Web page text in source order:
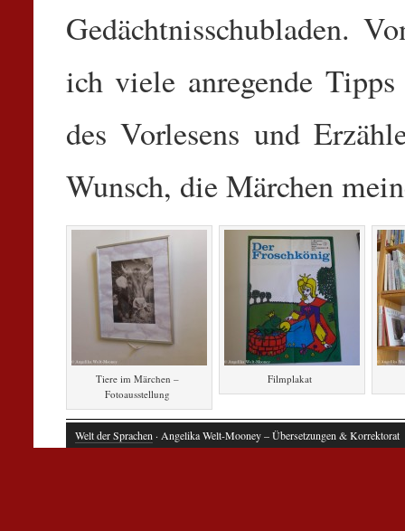
Gedächtnisschubladen.
ich viele anregende
des Vorlesens und
Wunsch, die Märchen
Tiere im Märchen –
Fotoausstellung
Filmplakat
Welt der Sprachen · Angelika Welt-Mooney – Übersetzungen & Korrektorat